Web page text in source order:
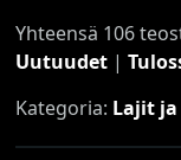
Yhteensä 106
Uutuudet |
Kategoria: Lajit